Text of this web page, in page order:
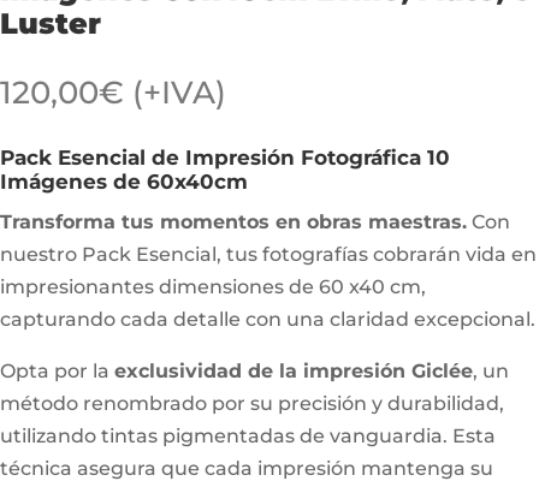
Luster
120,00€ (+IVA)
Pack Esencial de Impresión Fotográfica 10
Imágenes de 60x40cm
Transforma tus momentos en obras maestras. Con
nuestro Pack Esencial, tus fotografías cobrarán vida en
impresionantes dimensiones de 60 x40 cm,
capturando cada detalle con una claridad excepcional.
Opta por la exclusividad de la impresión Giclée, un
método renombrado por su precisión y durabilidad,
utilizando tintas pigmentadas de vanguardia. Esta
técnica asegura que cada impresión mantenga su